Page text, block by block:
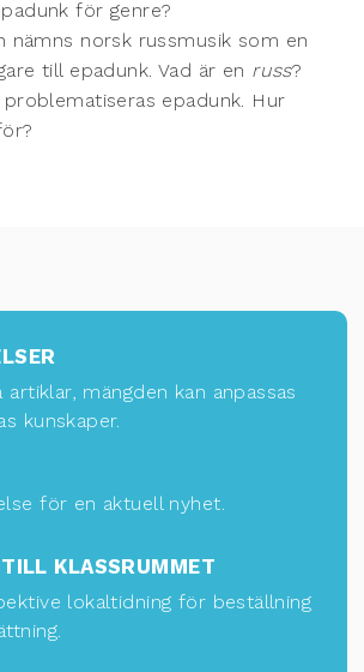
för genre?
nämns norsk russmusik som en
till epadunk. Vad är en russ?
epadunk. Hur
artiklar, mängden kan anpassas
kunskaper.
för en aktuell nyhet.
KLASSRUMMET
lokaltidning för beställning
.